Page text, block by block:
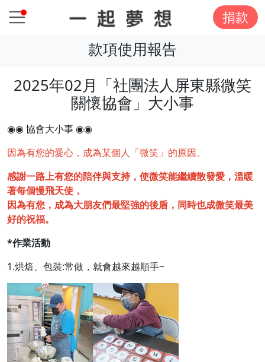
捐款
款項使用報告
2025年02月「社團法人屏東縣微笑
關懷協會」大小事
◉◉ 協會大小事 ◉◉
因為有您的愛心，成為某個人「微笑」的原因。
感謝一路上有您的陪伴與支持，使微笑能繼續散發愛，溫暖
著每個慢飛天使，
因為有您，成為大朋友們最堅強的後盾，同時也成微笑最美
好的祝福。
*作業活動
1.烘焙、包裝:常做，就會越來越順手~